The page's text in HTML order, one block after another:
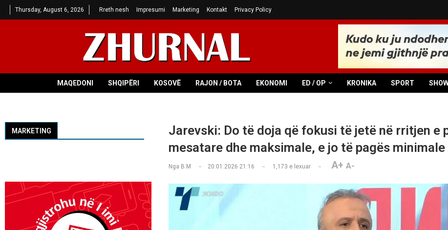
Thursday, August 6, 2026 Rreth nesh Impresumi Marketing Kontakt Privacy Policy
MAQEDONI SHQIPËRI KOSOVË RAJON / BOTA EKONOMI ED / OP KRONIKA SPORT
Jarevski: Do të doja që fokusi të jetë në rritjen e
mesatare dhe maksimale, e jo të pagës minimale
Nga B.M 20.01.2026 21:16 1,173 e lexuar A+ A-
MARKETING